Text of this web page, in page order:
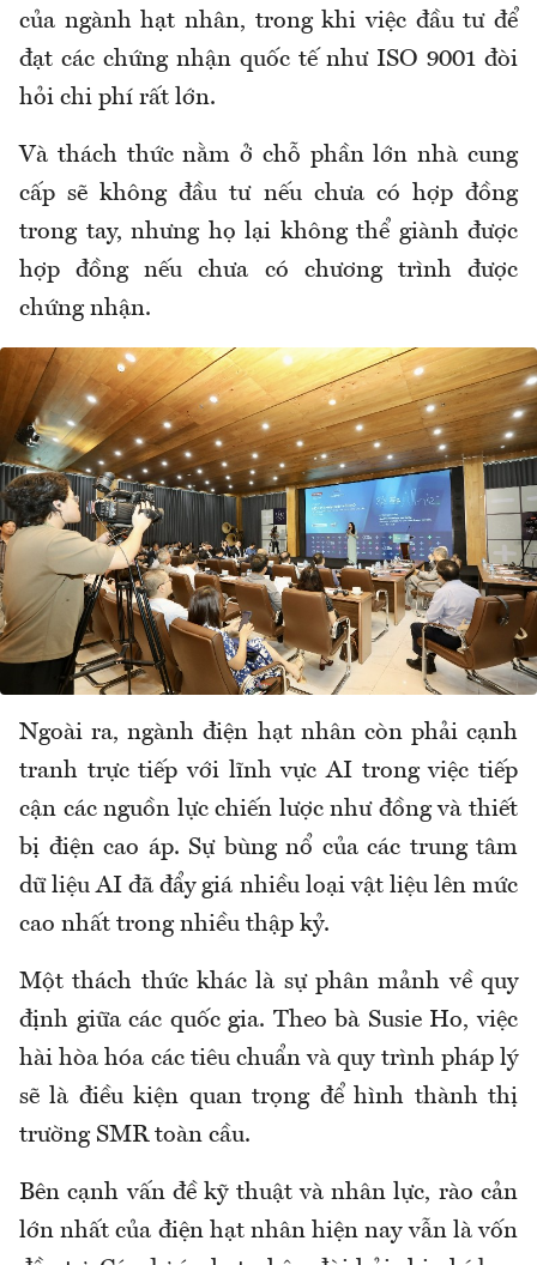
của ngành hạt nhân, trong khi việc đầu tư để
đạt các chứng nhận quốc tế như ISO 9001 đòi
hỏi chi phí rất lớn.
Và thách thức nằm ở chỗ phần lớn nhà cung
cấp sẽ không đầu tư nếu chưa có hợp đồng
trong tay, nhưng họ lại không thể giành được
hợp đồng nếu chưa có chương trình được
chứng nhận.
Ngoài ra, ngành điện hạt nhân còn phải cạnh
tranh trực tiếp với lĩnh vực AI trong việc tiếp
cận các nguồn lực chiến lược như đồng và thiết
bị điện cao áp. Sự bùng nổ của các trung tâm
dữ liệu AI đã đẩy giá nhiều loại vật liệu lên mức
cao nhất trong nhiều thập kỷ.
Một thách thức khác là sự phân mảnh về quy
định giữa các quốc gia. Theo bà Susie Ho, việc
hài hòa hóa các tiêu chuẩn và quy trình pháp lý
sẽ là điều kiện quan trọng để hình thành thị
trường SMR toàn cầu.
Bên cạnh vấn đề kỹ thuật và nhân lực, rào cản
lớn nhất của điện hạt nhân hiện nay vẫn là vốn